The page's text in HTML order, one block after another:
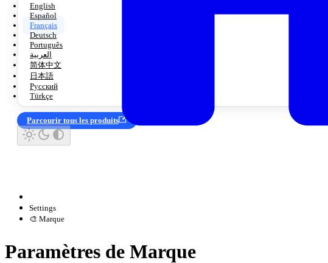
English
Español
Français
Deutsch
Português
العربية
简体中文
日本語
Русский
Türkçe
Parcourir tous les produits
Settings
🎨 Marque
Paramètres de Marque